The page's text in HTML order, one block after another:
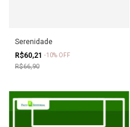
Serenidade
R$60,21 -10% OFF
R$66,90